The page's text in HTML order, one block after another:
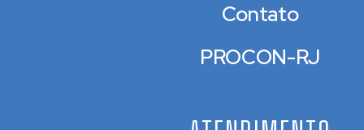
Contato
PROCON-RJ